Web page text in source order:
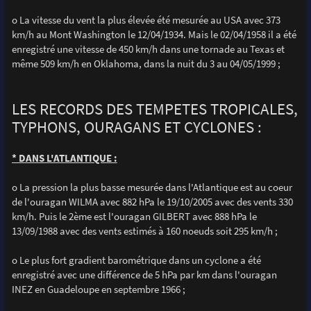
o La vitesse du vent la plus élevée été mesurée au USA avec 373
km/h au Mont Washington le 12/04/1934. Mais le 02/04/1958 il a été
enregistré une vitesse de 450 km/h dans une tornade au Texas et
même 509 km/h en Oklahoma, dans la nuit du 3 au 04/05/1999 ;
LES RECORDS DES TEMPETES TROPICALES,
TYPHONS, OURAGANS ET CYCLONES :
* DANS L'ATLANTIQUE :
o La pression la plus basse mesurée dans l'Atlantique est au coeur
de l'ouragan WILMA avec 882 hPa le 19/10/2005 avec des vents 330
km/h. Puis le 2ème est l'ouragan GILBERT avec 888 hPa le
13/09/1988 avec des vents estimés à 160 noeuds soit 295 km/h ;
o Le plus fort gradient barométrique dans un cyclone a été
enregistré avec une différence de 5 hPa par km dans l'ouragan
INEZ en Guadeloupe en septembre 1966 ;